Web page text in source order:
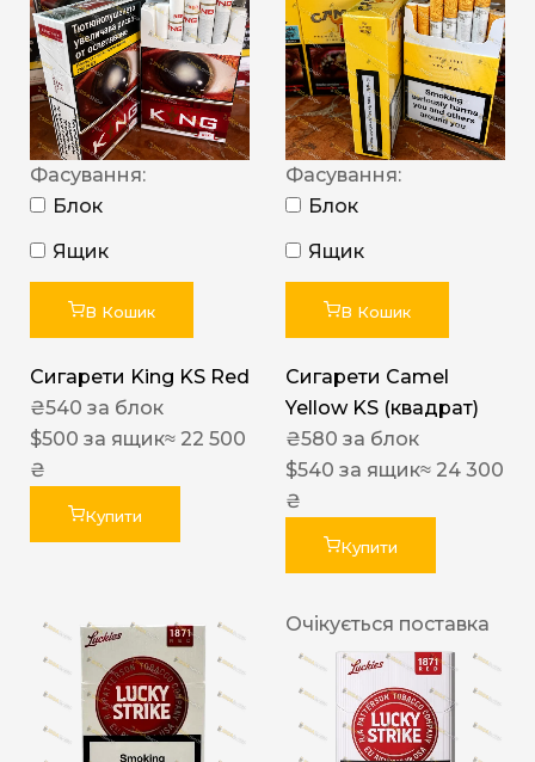
Фасування:
Блок
Ящик
В Кошик
Сигарети King KS Red
₴540 за блок
$500 за ящик≈ 22 500
₴
Купити
Фасування:
Блок
Ящик
В Кошик
Сигарети Camel
Yellow KS (квадрат)
₴580 за блок
$540 за ящик≈ 24 300
₴
Купити
Очікується поставка